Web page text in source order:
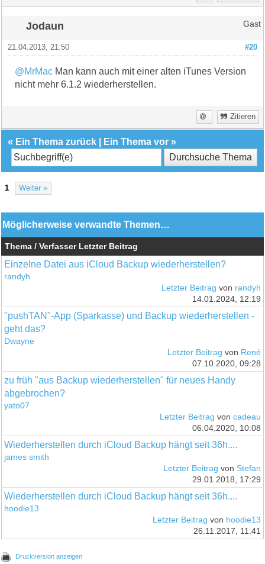
Jodaun Gast
#20
21.04.2013, 21:50
@MrMac Man kann auch mit einer alten iTunes Version
nicht mehr 6.1.2 wiederherstellen.
Zitieren
« Ein Thema zurück Ein Thema vor »
1 Weiter »
Möglicherweise verwandte Themen…
Thema / Verfasser Letzter Beitrag
Einzelne Datei aus iCloud Backup wiederherstellen?
randyh
Letzter Beitrag von randyh
14.01.2024, 12:19
"pushTAN"-App (Sparkasse) und Backup wiederherstellen -
geht das?
Dwayne
Letzter Beitrag von René
07.10.2020, 09:28
zu früh "aus Backup wiederherstellen" für neues Handy
abgebrochen?
yato07
Letzter Beitrag von cadeau
06.04.2020, 10:08
Wiederherstellen durch iCloud Backup hängt seit 36h....
james smith
Letzter Beitrag von Stefan
29.01.2018, 17:29
Wiederherstellen durch iCloud Backup hängt seit 36h....
hoodie13
Letzter Beitrag von hoodie13
26.11.2017, 11:41
Druckversion anzeigen